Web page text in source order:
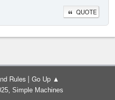
QUOTE
Rules | Go Up ▲
, Simple Machines